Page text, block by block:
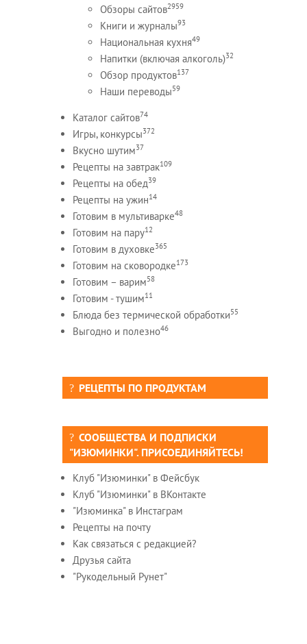
Обзоры сайтов2959
Книги и журналы93
Национальная кухня49
Напитки (включая алкоголь)32
Обзор продуктов137
Наши переводы59
Каталог сайтов74
Игры, конкурсы372
Вкусно шутим37
Рецепты на завтрак109
Рецепты на обед39
Рецепты на ужин14
Готовим в мультиварке48
Готовим на пару12
Готовим в духовке365
Готовим на сковородке173
Готовим – варим58
Готовим - тушим11
Блюда без термической обработки55
Выгодно и полезно46
РЕЦЕПТЫ ПО ПРОДУКТАМ
СООБЩЕСТВА И ПОДПИСКИ
"ИЗЮМИНКИ". ПРИСОЕДИНЯЙТЕСЬ!
Клуб "Изюминки" в Фейсбук
Клуб "Изюминки" в ВКонтакте
"Изюминка" в Инстаграм
Рецепты на почту
Как связаться с редакцией?
Друзья сайта
"Рукодельный Рунет"